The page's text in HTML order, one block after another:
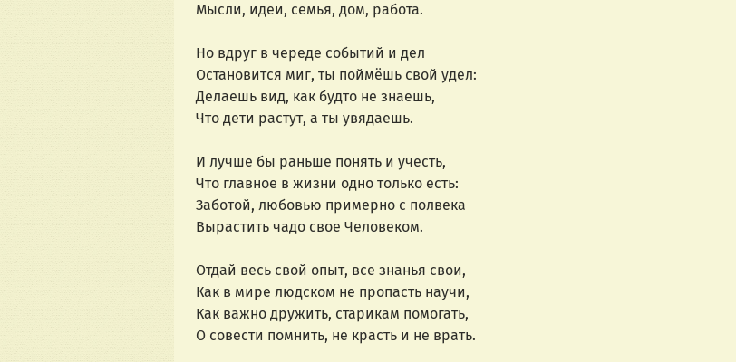
Мысли, идеи, семья, дом, работа.
Но вдруг в череде событий и дел
Остановится миг, ты поймёшь свой удел:
Делаешь вид, как будто не знаешь,
Что дети растут, а ты увядаешь.
И лучше бы раньше понять и учесть,
Что главное в жизни одно только есть:
Заботой, любовью примерно с полвека
Вырастить чадо свое Человеком.
Отдай весь свой опыт, все знанья свои,
Как в мире людском не пропасть научи,
Как важно дружить, старикам помогать,
О совести помнить, не красть и не врать.